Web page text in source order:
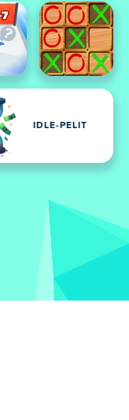
IDLE-PELIT